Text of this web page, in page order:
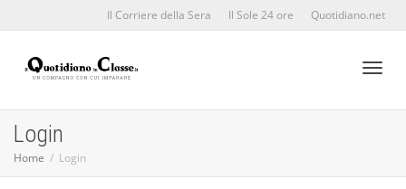
Il Corriere della Sera Il Sole 24 ore Quotidiano.net
Login
Home Login